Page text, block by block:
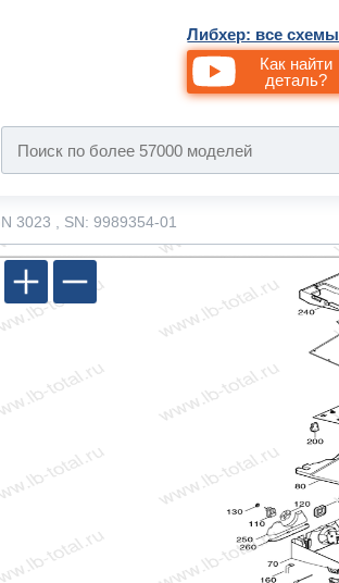
Либхер: все схемы
Как найти
деталь?
3023 , SN: 9989354-01